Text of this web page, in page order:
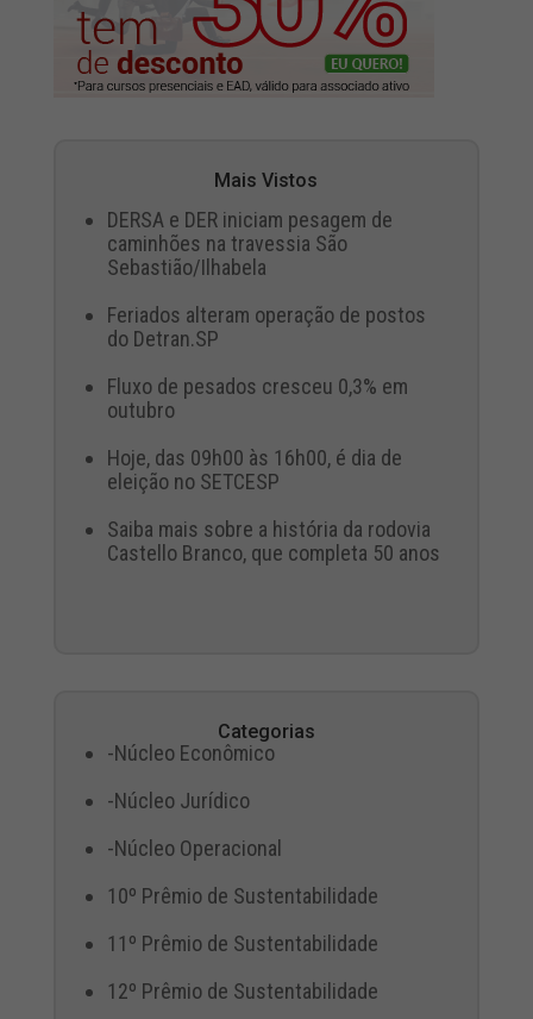
Mais Vistos
DERSA e DER iniciam pesagem de
caminhões na travessia São
Sebastião/Ilhabela
Feriados alteram operação de postos
do Detran.SP
Fluxo de pesados cresceu 0,3% em
outubro
Hoje, das 09h00 às 16h00, é dia de
eleição no SETCESP
Saiba mais sobre a história da rodovia
Castello Branco, que completa 50 anos
Categorias
-Núcleo Econômico
-Núcleo Jurídico
-Núcleo Operacional
10º Prêmio de Sustentabilidade
11º Prêmio de Sustentabilidade
12º Prêmio de Sustentabilidade